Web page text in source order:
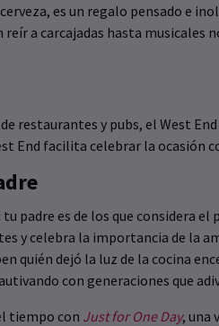
es un regalo pensado e
reír a carcajadas hasta
restaurantes y pubs, el West
End facilita celebrar la ocasión
padre es de los que considera el
y celebra la importancia de la
quién dejó la luz de la cocina
con generaciones que
tiempo con Just for One Day, una